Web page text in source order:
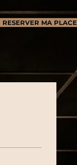
RESERVER MA PLACE